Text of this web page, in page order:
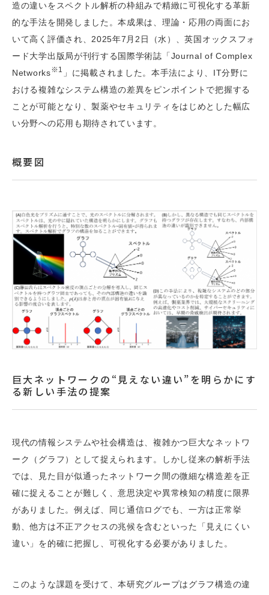
造の違いをスペクトル解析の枠組みで精緻に可視化する革新
的な手法を開発しました。本成果は、理論・応用の両面にお
いて高く評価され、2025年7月2日（水）、英国オックスフォ
ード大学出版局が刊行する国際学術誌「Journal of Complex
Networks※1
」に掲載されました。本手法により、IT分野に
おける複雑なシステム構造の差異をピンポイントで把握する
ことが可能となり、製薬やセキュリティをはじめとした幅広
い分野への応用も期待されています。
概要図
巨大ネットワークの“見えない違い”を明らかにす
る新しい手法の提案
現代の情報システムや社会構造は、複雑かつ巨大なネットワ
ーク（グラフ）として捉えられます。しかし従来の解析手法
では、見た目が似通ったネットワーク間の微細な構造差を正
確に捉えることが難しく、意思決定や異常検知の精度に限界
がありました。例えば、同じ通信ログでも、一方は正常挙
動、他方は不正アクセスの兆候を含むといった「見えにくい
違い」を的確に把握し、可視化する必要がありました。
このような課題を受けて、本研究グループはグラフ構造の違